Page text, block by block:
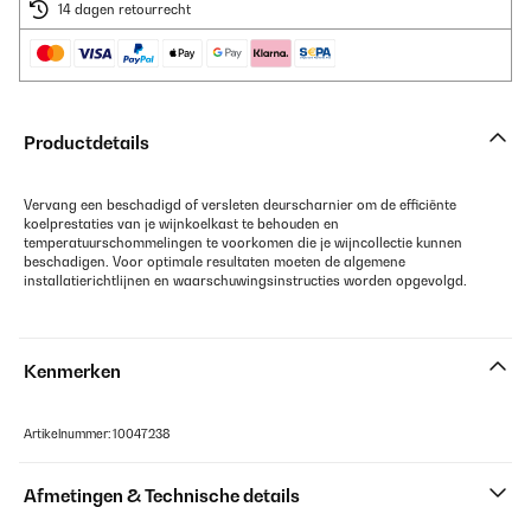
14 dagen retourrecht
Productdetails
Vervang een beschadigd of versleten deurscharnier om de efficiënte
koelprestaties van je wijnkoelkast te behouden en
temperatuurschommelingen te voorkomen die je wijncollectie kunnen
beschadigen. Voor optimale resultaten moeten de algemene
installatierichtlijnen en waarschuwingsinstructies worden opgevolgd.
Kenmerken
Artikelnummer: 10047238
Afmetingen & Technische details